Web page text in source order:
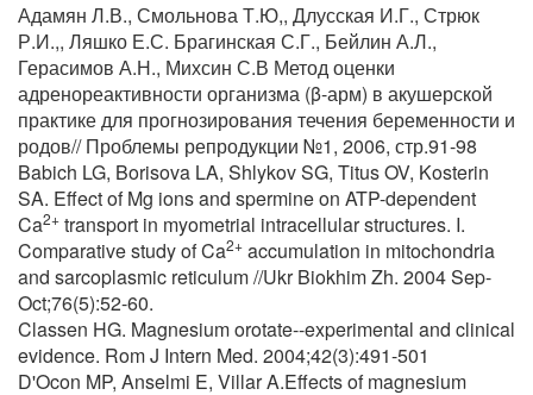
Адамян Л.В., Смольнова Т.Ю,, Длусская И.Г., Стрюк
Р.И.,, Ляшко Е.С. Брагинская С.Г., Бейлин А.Л.,
Герасимов А.Н., Михсин С.В Метод оценки
адренореактивности организма (β-арм) в акушерской
практике для прогнозирования течения беременности и
родов// Проблемы репродукции №1, 2006, стр.91-98
Babich LG, Borisova LA, Shlykov SG, Titus OV, Kosterin
SA. Effect of Mg ions and spermine on ATP-dependent
Ca2+ transport in myometrial intracellular structures. I.
Comparative study of Ca2+ accumulation in mitochondria
and sarcoplasmic reticulum //Ukr Biokhim Zh. 2004 Sep-
Oct;76(5):52-60.
Classen HG. Magnesium orotate--experimental and clinical
evidence. Rom J Intern Med. 2004;42(3):491-501
D'Ocon MP, Anselmi E, Villar A.Effects of magnesium